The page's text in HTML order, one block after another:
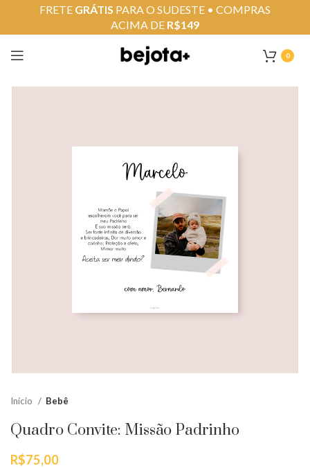
0
Início Bebê
Quadro Convite: Missão Padrinho
R$75,00
FRETE GRÁTIS PARA O SUDESTE • COMPRAS
ACIMA DE R$149